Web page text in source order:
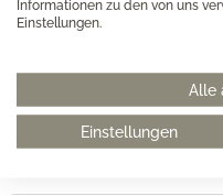
Informationen zu den von uns
Einstellungen.
Alle
Einstellungen
Hamburg AEZ